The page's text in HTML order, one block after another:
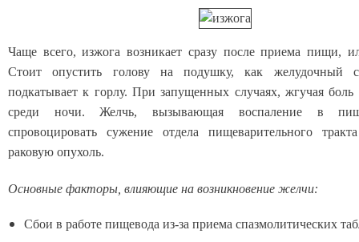
Чаще всего, изжога возникает сразу после приема пищи,
Стоит опустить голову на подушку, как желудочный
подкатывает к горлу. При запущенных случаях, жгучая боль
среди ночи. Желчь, вызывающая воспаление в
спровоцировать сужение отдела пищеварительного
раковую опухоль.
Основные факторы, влияющие на возникновение желчи:
Сбои в работе пищевода из-за приема спазмолитических